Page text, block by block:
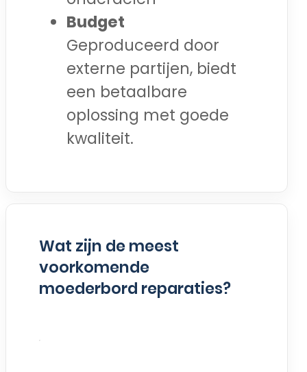
Budget
Geproduceerd door
externe partijen, biedt
een betaalbare
oplossing met goede
kwaliteit.
Wat zijn de meest
voorkomende
moederbord reparaties?